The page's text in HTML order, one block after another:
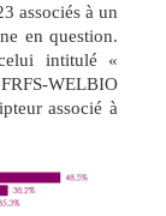
associés à un
en question.
intitulé «
WELBIO
associé à